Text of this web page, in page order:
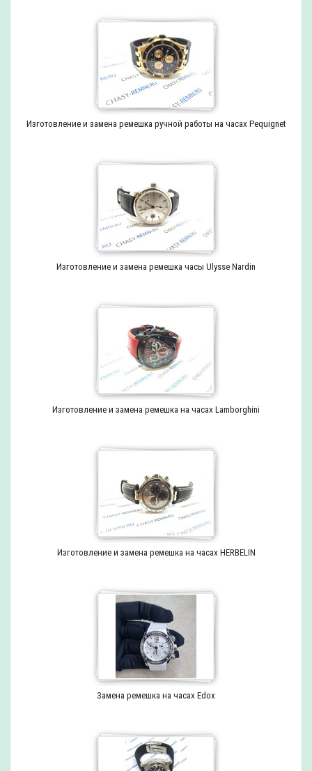
Изготовление и замена ремешка ручной работы на часах Pequignet
Изготовление и замена ремешка часы Ulysse Nardin
Изготовление и замена ремешка на часах Lamborghini
Изготовление и замена ремешка на часах HERBELIN
Замена ремешка на часах Edox